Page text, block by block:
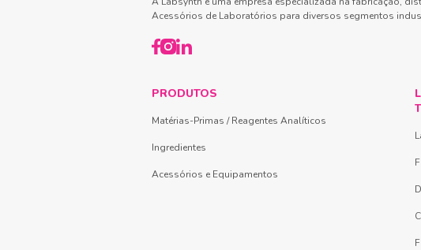
Acessórios de Laboratórios para diversos segmentos
PRODUTOS
Matérias-Primas / Reagentes Analíticos
Ingredientes
Acessórios e Equipamentos